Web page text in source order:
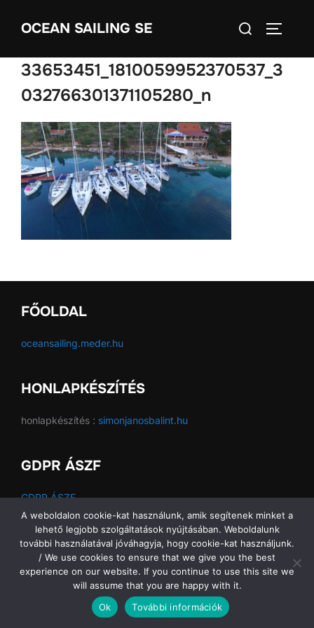
OCEAN SAILING SE
Search
33653451_1810059952370537_3
032766301371105280_n
FŐOLDAL
oceansailing.meder.hu
HONLAPKÉSZÍTÉS
honlapkészítés : simonjanosbalint.hu
GDPR ÁSZF
GDPR ÁSZF
Copyright © 2026 Ocean Sailing SE
A weboldalon cookie-kat használunk, amik segítenek minket a
lehető legjobb szolgáltatások nyújtásában. Weboldalunk
további használatával jóváhagyja, hogy cookie-kat használjunk.
/ We use cookies to ensure that we give you the best
experience on our website. If you continue to use this site we
will assume that you are happy with it.
Ok
További információk